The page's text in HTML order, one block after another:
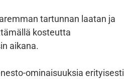
tartunnan laatan ja
kosteutta
aikana.
ominaisuuksia erityisesti